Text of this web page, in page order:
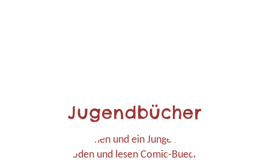
Jugendbücher